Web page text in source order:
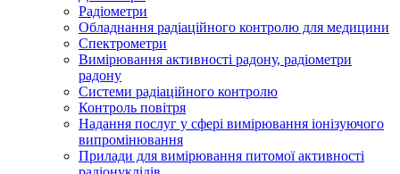
Радіометри
Обладнання радіаційного контролю для медицини
Спектрометри
Вимірювання активності радону, радіометри
радону
Системи радіаційного контролю
Контроль повітря
Надання послуг у сфері вимірювання іонізуючого
випромінювання
Прилади для вимірювання питомої активності